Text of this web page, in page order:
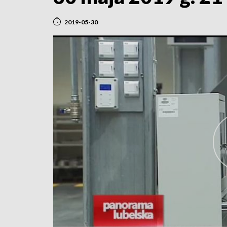
2019-05-30